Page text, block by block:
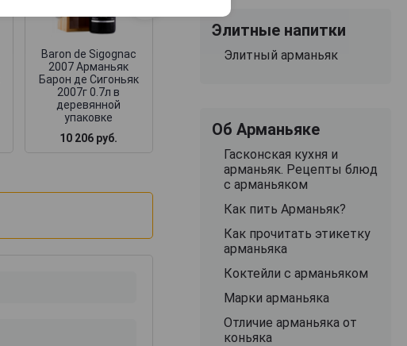
Baron de Sigognac
2007 Арманьяк
Барон де Сигоньяк
2007г 0.7л в
деревянной
упаковке
10 206 руб.
Барон де Сигоньяк
2007г 0.7л в
деревянной
10 111 руб.
деревянной
Элитные напитки
Элитный арманьяк
Об Арманьяке
Гасконская кухня и
арманьяк. Рецепты блюд
с арманьяком
Как пить Арманьяк?
Как прочитать этикетку
арманьяка
Коктейли с арманьяком
Марки арманьяка
Отличие арманьяка от
коньяка